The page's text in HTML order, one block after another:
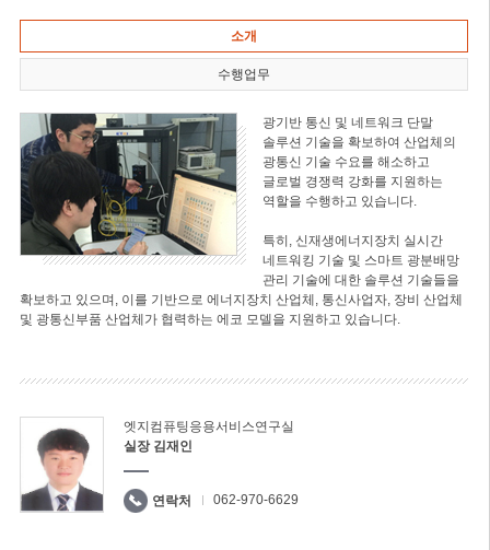
소개
수행업무
광기반 통신 및 네트워크 단말
솔루션 기술을 확보하여 산업체의
광통신 기술 수요를 해소하고
글로벌 경쟁력 강화를 지원하는
역할을 수행하고 있습니다.
특히, 신재생에너지장치 실시간
네트워킹 기술 및 스마트 광분배망
관리 기술에 대한 솔루션 기술들을
확보하고 있으며, 이를 기반으로 에너지장치 산업체, 통신사업자, 장비 산업체
및 광통신부품 산업체가 협력하는 에코 모델을 지원하고 있습니다.
엣지컴퓨팅응용서비스연구실
실장 김재인
연락처 062-970-6629